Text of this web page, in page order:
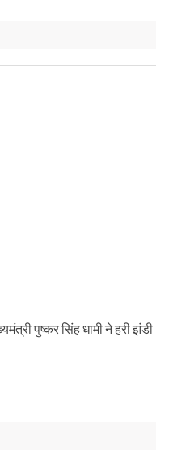
पुष्कर सिंह धामी ने हरी झंडी